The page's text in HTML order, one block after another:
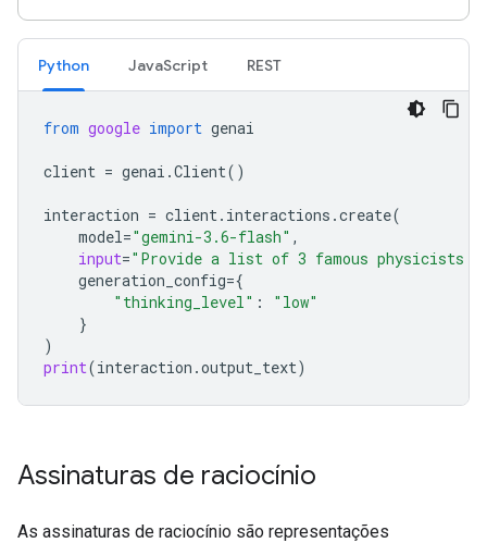
Python JavaScript REST
from google import genai
client = genai .Client()
interaction = client. interactions .create(
model="gemini-3.6-flash" ,
input="Provide a list of 3 famous physicists
generation_config={
"thinking_level" :
"low"
}
)
print(interaction .output_text)
Assinaturas de raciocínio
As assinaturas de raciocínio são representações